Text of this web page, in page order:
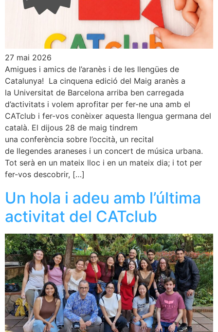
27 mai 2026
Amigues i amics de l’aranès i de les llengües de
Catalunya! La cinquena edició del Maig aranès a
la Universitat de Barcelona arriba ben carregada
d’activitats i volem aprofitar per fer-ne una amb el
CATclub i fer-vos conèixer aquesta llengua germana del
català. El dijous 28 de maig tindrem
una conferència sobre l’occità, un recital
de llegendes araneses i un concert de música urbana.
Tot serà en un mateix lloc i en un mateix dia; i tot per
fer-vos descobrir, […]
Un hola i adeu amb l’última
activitat del CATclub